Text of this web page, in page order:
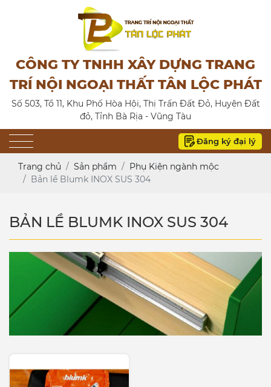
CÔNG TY TNHH XÂY DỰNG TRANG
TRÍ NỘI NGOẠI THẤT TÂN LỘC PHÁT
Số 503, Tổ 11, Khu Phố Hòa Hội, Thị Trấn Đất Đỏ, Huyện Đất
đỏ, Tỉnh Bà Rịa - Vũng Tàu
Đăng ký đại lý
Trang chủ Sản phẩm
Phụ Kiện ngành mộc
Bản lề Blumk INOX SUS 304
BẢN LỀ BLUMK INOX SUS 304